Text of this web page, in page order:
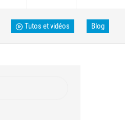
Tutos et vidéos Blog